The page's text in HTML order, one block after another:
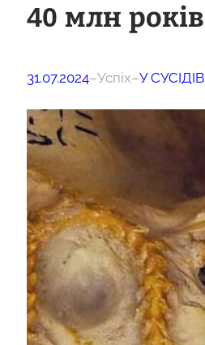
40 млн років
31.07.2024–Успіх–У СУСІДІВ